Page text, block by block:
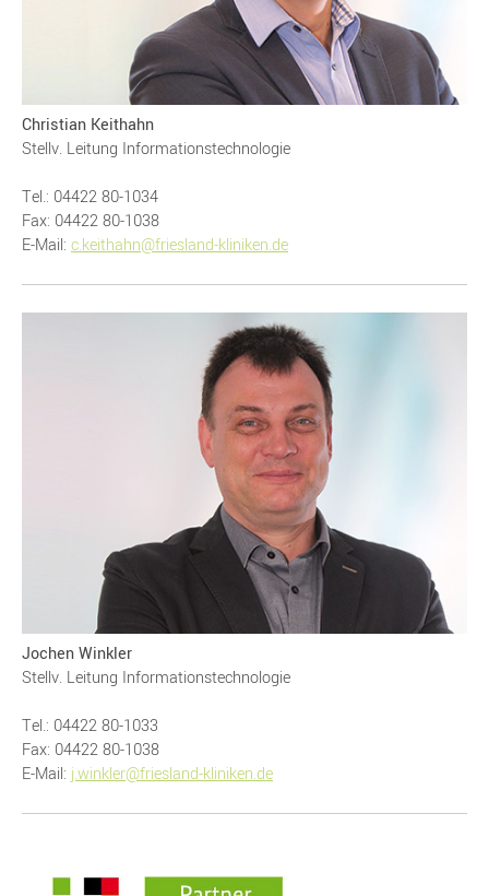
Christian Keithahn
Stellv. Leitung Informationstechnologie
Tel.: 04422 80-1034
Fax: 04422 80-1038
E-Mail: c.keithahn@friesland-kliniken.de
Jochen Winkler
Stellv. Leitung Informationstechnologie
Tel.: 04422 80-1033
Fax: 04422 80-1038
E-Mail: j.winkler@friesland-kliniken.de